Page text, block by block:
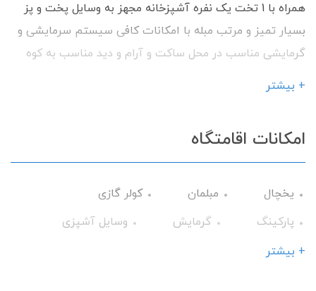
همراه با 1 تخت یک نفره آشپزخانه مجهز به وسایل پخت و پز
بسیار تمیز و مرتب مبله با امکانات کافی سیستم سرمایشی و
گرمایشی مناسب در محل ساکت و آرام و دید مناسب به کوه
+ بیشتر
امکانات اقامتگاه
یخچال مبلمان
کولر گازی
پارکینگ
گرمایش
وسایل آشپزی
تلویزیون
+ بیشتر